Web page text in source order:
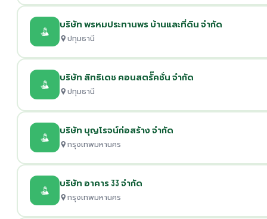
บริษัท พรหมประทานพร บ้านและที่ดิน จำกัด
ปทุมธานี
บริษัท สิทธิเดช คอนสตรั๊คชั่น จำกัด
ปทุมธานี
บริษัท บุญโรจน์ก่อสร้าง จำกัด
กรุงเทพมหานคร
บริษัท อาคาร 33 จำกัด
กรุงเทพมหานคร